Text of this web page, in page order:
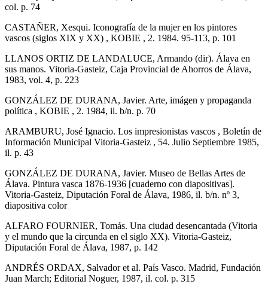
col. p. 74
CASTAÑER, Xesqui. Iconografía de la mujer en los pintores
vascos (siglos XIX y XX) , KOBIE , 2. 1984. 95-113, p. 101
LLANOS ORTIZ DE LANDALUCE, Armando (dir). Álava en
sus manos. Vitoria-Gasteiz, Caja Provincial de Ahorros de Álava,
1983, vol. 4, p. 223
GONZÁLEZ DE DURANA, Javier. Arte, imágen y propaganda
política , KOBIE , 2. 1984, il. b/n. p. 70
ARAMBURU, José Ignacio. Los impresionistas vascos , Boletín de
Información Municipal Vitoria-Gasteiz , 54. Julio Septiembre 1985,
il. p. 43
GONZÁLEZ DE DURANA, Javier. Museo de Bellas Artes de
Álava. Pintura vasca 1876-1936 [cuaderno con diapositivas].
Vitoria-Gasteiz, Diputación Foral de Álava, 1986, il. b/n. nº 3,
diapositiva color
ALFARO FOURNIER, Tomás. Una ciudad desencantada (Vitoria
y el mundo que la circunda en el siglo XX). Vitoria-Gasteiz,
Diputación Foral de Álava, 1987, p. 142
ANDRÉS ORDAX, Salvador et al. País Vasco. Madrid, Fundación
Juan March; Editorial Noguer, 1987, il. col. p. 315